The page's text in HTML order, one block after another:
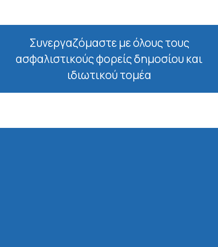
Συνεργαζόμαστε με όλους τους
ασφαλιστικούς φορείς δημοσίου και
ιδιωτικού τομέα